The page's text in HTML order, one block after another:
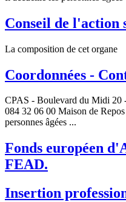
Conseil de l'action
La composition de cet organe
Coordonnées -
CPAS - Boulevard du Midi 20
084 32 06 00 Maison de
personnes âgées ...
Fonds européen
FEAD.
Insertion